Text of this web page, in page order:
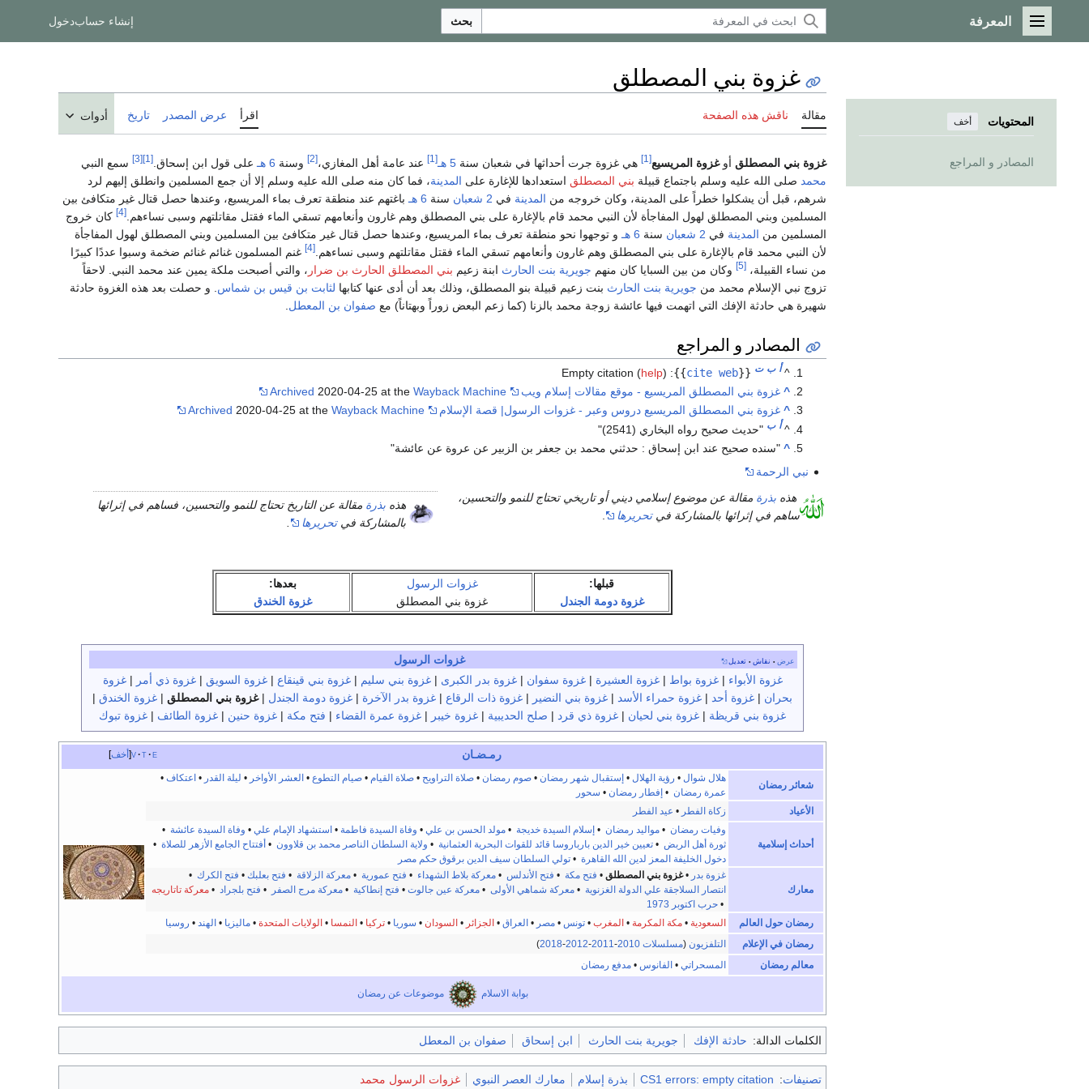
القائمة الرئيسية
المعرفة بحث إنشاء حسابدخول
المحتويات أخف
المصادر و المراجع
غزوة بني المصطلق
مقالة ناقش هذه الصفحة اقرأ عرض المصدر تاريخ أدوات
غزوة بني المصطلق أوغزوة المريسيع[1] هي غزوة جرت أحداثها في شعبان سنة 5 هـ [1] عند عامة أهل المغازي،[2] وسنة 6 هـ على قول ابن إسحاق. [1]
[3]
سمع النبي
محمد صلى الله عليه وسلم باجتماع قبيلة بني المصطلق استعدادها للإغارة على المدينة، فما كان منه صلى الله عليه وسلم إلا أن جمع المسلمين وانطلق إليهم لرد
شرهم، قبل أن يشكلوا خطراً على المدينة، وكان خروجه من المدينة في 2 شعبان سنة 6 هـ
باغتهم عند منطقة تعرف بماء المريسيع، وعندها حصل قتال غير متكافئ بين
المسلمين وبني المصطلق لهول المفاجأة لأن النبي محمد قام بالإغارة على بني المصطلق وهم غارون وأنعامهم تسقي الماء فقتل مقاتلتهم وسبى نساءهم. [4]
كان خروج
المسلمين من المدينة في 2 شعبان سنة 6 هـ
و توجهوا نحو منطقة تعرف بماء المريسيع، وعندها حصل قتال غير متكافئ بين المسلمين وبني المصطلق لهول المفاجأة
لأن النبي محمد قام بالإغارة على بني المصطلق وهم غارون وأنعامهم تسقي الماء فقتل مقاتلتهم وسبى نساءهم. [4]
غنم المسلمون غنائم غنائم ضخمة وسبوا عددًا كبيرًا
من نساء القبيلة، [5] وكان من بين السبايا كان منهم جويرية بنت الحارث ابنة زعيم بني المصطلق الحارث بن ضرار ، والتي أصبحت ملكة يمين عند محمد النبي. لاحقاً
تزوج نبي الإسلام محمد من جويرية بنت الحارث بنت زعيم قبيلة بنو المصطلق، وذلك بعد أن أدى عنها كتابها لثابت بن قيس بن شماس . و حصلت بعد هذه الغزوة حادثة
شهيرة هي حادثة الإفك التي اتهمت فيها عائشة زوجة محمد بالزنا (كما زعم البعض زوراً وبهتاناً) مع صفوان بن المعطل
المصادر و المراجع
^أ ب ت {{
cite web
}}
:
Empty citation (help)
^ غزوة بني المصطلق المريسيع - موقع مقالات إسلام ويب Archived 2020-04-25 at theWayback Machine
^ غزوة بني المصطلق المريسيع دروس وعبر - غزوات الرسول| قصة الإسلام Archived 2020-04-25 at theWayback Machine
^أ ب "حديث صحيح رواه البخاري (2541)"
^ "سنده صحيح عند ابن إسحاق : حدثني محمد بن جعفر بن الزبير عن عروة عن عائشة"
نبي الرحمة
هذه بذرة مقالة عن موضوع إسلامي ديني أو تاريخي تحتاج للنمو والتحسين،
ساهم في إثرائها بالمشاركة فيتحريرها
هذه بذرة مقالة عن التاريخ تحتاج للنمو والتحسين، فساهم في إثرائها
بالمشاركة فيتحريرها
قبلها:
غزوة دومة الجندل
غزوات الرسول
غزوة بني المصطلق
بعدها:
غزوة الخندق
عرض • نقاش • تعديل
غزوات الرسول
غزوة الأبواء |غزوة بواط |غزوة العشيرة |غزوة سفوان |غزوة بدر الكبرى |غزوة بني سليم |غزوة بني قينقاع |غزوة السويق |غزوة ذي أمر |غزوة
بحران | غزوة أحد | غزوة حمراء الأسد | غزوة بني النضير | غزوة ذات الرقاع | غزوة بدر الآخرة | غزوة دومة الجندل |غزوة بني المصطلق | غزوة الخندق |
غزوة بني قريظة | غزوة بني لحيان | غزوة ذي قرد | صلح الحديبية | غزوة خيبر | غزوة عمرة القضاء | فتح مكة | غزوة حنين | غزوة الطائف | غزوة تبوك
أخف v t e رمـضـان
شعائر رمضان
هلال شوال • رؤية الهلال • إستقبال شهر رمضان •صوم رمضان •صلاة التراويح •صلاة القيام •صيام التطوع • العشر الأواخر • ليلة القدر • اعتكاف •
عمرة رمضان • إفطار رمضان • سحور
الأعياد
زكاة الفطر • عيد الفطر
أحداث إسلامية
وفيات رمضان •مواليد رمضان • إسلام السيدة خديجة •مولد الحسن بن علي • وفاة السيدة فاطمة • استشهاد الإمام علي • وفاة السيدة عائشة •
ثورة أهل الربض •تعيين خير الدين بارباروسا قائد للقوات البحرية العثمانية • ولاية السلطان الناصر محمد بن قلاوون • أفتتاح الجامع الأزهر للصلاة •
دخول الخليفة المعز لدين الله القاهرة •تولي السلطان سيف الدين برقوق حكم مصر
معارك
غزوة بدر •غزوة بني المصطلق • فتح مكة • فتح الأندلس •معركة بلاط الشهداء • فتح عمورية •معركة الزلاقة • فتح بعلبك • فتح الكرك •
انتصار السلاجقة علي الدولة الغزنوية •معركة شماهي الأولى •معركة عين جالوت • فتح إنطاكية •معركة مرج الصفر • فتح بلجراد •معركة تاتاريجه
•حرب اكتوبر 1973
رمضان حول العالم
السعودية •مكة المكرمة • المغرب •تونس •مصر • العراق • الجزائر • السودان • سوريا •تركيا • النمسا • الولايات المتحدة •ماليزيا • الهند • روسيا
رمضان في الإعلام
التلفزيون (مسلسلات 2010 -
2011
-
2012
-
2018
)
معالم رمضان
المسحراتي • الفانوس •مدفع رمضان
بوابة الاسلام موضوعات عن رمضان
الكلمات الدالة: حادثة الإفك جويرية بنت الحارث ابن إسحاق صفوان بن المعطل
تصنيفات:
CS1 errors: empty citation بذرة إسلام معارك العصر النبوي غزوات الرسول محمد